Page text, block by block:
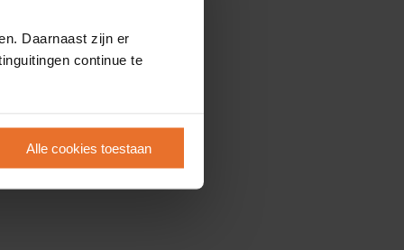
Daarnaast zijn er
continue te
Alle cookies toestaan